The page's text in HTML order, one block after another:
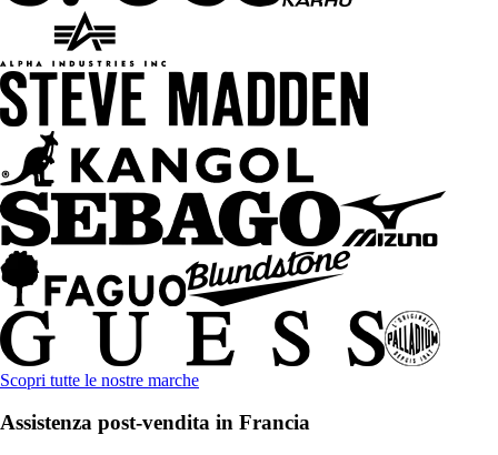
Scopri tutte le nostre marche
Assistenza post-vendita in Francia